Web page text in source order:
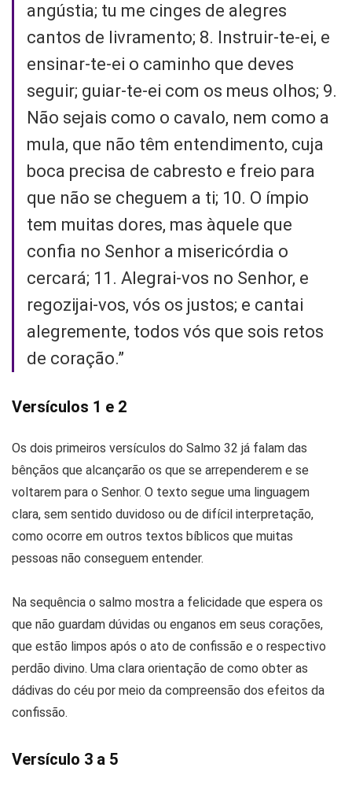
angústia; tu me cinges de alegres
cantos de livramento; 8. Instruir-te-ei, e
ensinar-te-ei o caminho que deves
seguir; guiar-te-ei com os meus olhos; 9.
Não sejais como o cavalo, nem como a
mula, que não têm entendimento, cuja
boca precisa de cabresto e freio para
que não se cheguem a ti; 10. O ímpio
tem muitas dores, mas àquele que
confia no Senhor a misericórdia o
cercará; 11. Alegrai-vos no Senhor, e
regozijai-vos, vós os justos; e cantai
alegremente, todos vós que sois retos
de coração.”
Versículos 1 e 2
Os dois primeiros versículos do Salmo 32 já falam das
bênçãos que alcançarão os que se arrependerem e se
voltarem para o Senhor. O texto segue uma linguagem
clara, sem sentido duvidoso ou de difícil interpretação,
como ocorre em outros textos bíblicos que muitas
pessoas não conseguem entender.
Na sequência o salmo mostra a felicidade que espera os
que não guardam dúvidas ou enganos em seus corações,
que estão limpos após o ato de confissão e o respectivo
perdão divino. Uma clara orientação de como obter as
dádivas do céu por meio da compreensão dos efeitos da
confissão.
Versículo 3 a 5